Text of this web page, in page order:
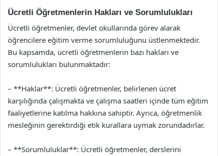
Ücretli Öğretmenlerin Hakları ve Sorumlulukları
Ücretli öğretmenler, devlet okullarında görev alarak
öğrencilere eğitim verme sorumluluğunu üstlenmektedir.
Bu kapsamda, ücretli öğretmenlerin bazı hakları ve
sorumlulukları bulunmaktadır:
– **Haklar**: Ücretli öğretmenler, belirlenen ücret
karşılığında çalışmakta ve çalışma saatleri içinde tüm eğitim
faaliyetlerine katılma hakkına sahiptir. Ayrıca, öğretmenlik
mesleğinin gerektirdiği etik kurallara uymak zorundadırlar.
– **Sorumluluklar**: Ücretli öğretmenler, derslerini